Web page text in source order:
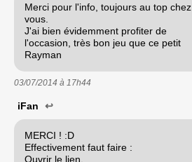
Merci pour l'info, toujours au top chez
vous.
J'ai bien évidemment profiter de
l'occasion, très bon jeu que ce petit
Rayman
03/07/2014 à 17h44
iFan ↩
MERCI ! :D
Effectivement faut faire :
Ouvrir le lien.